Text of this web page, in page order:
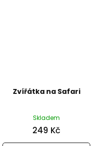
Zvířátka na Safari
Skladem
249 Kč